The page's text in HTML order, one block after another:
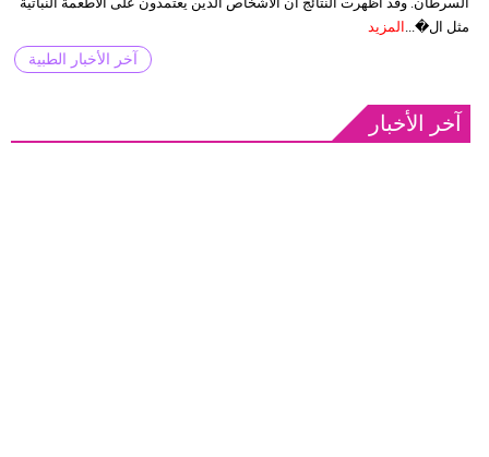
مثل ال�...
المزيد
آخر الأخبار الطبية
آخر الأخبار